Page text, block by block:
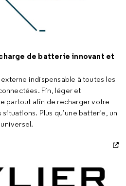
de batterie innovant et
indispensable à toutes les
Fin, léger et
partout afin de recharger votre
Plus qu’une batterie, un